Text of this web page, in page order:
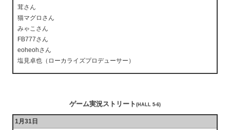
茸さん
猫マグロさん
みゃこさん
FB777さん
eoheohさん
塩見卓也（ローカライズプロデューサー）
ゲーム実況ストリート (HALL 5-6)
1月31日